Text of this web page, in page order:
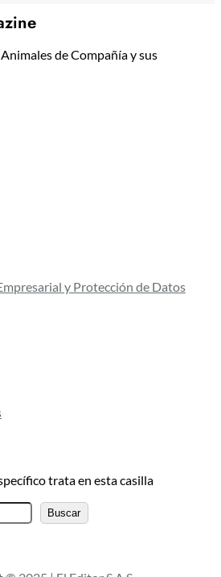
de Compañía y sus
y Protección de Datos
trata en esta casilla
u
Buscar